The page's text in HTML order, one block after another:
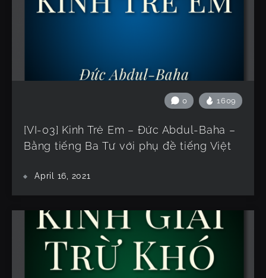
0 1609
[VI-03] Kinh Trẻ Em – Đức Abdul-Baha –
Bằng tiếng Ba Tư với phụ đề tiếng Việt
April 16, 2021